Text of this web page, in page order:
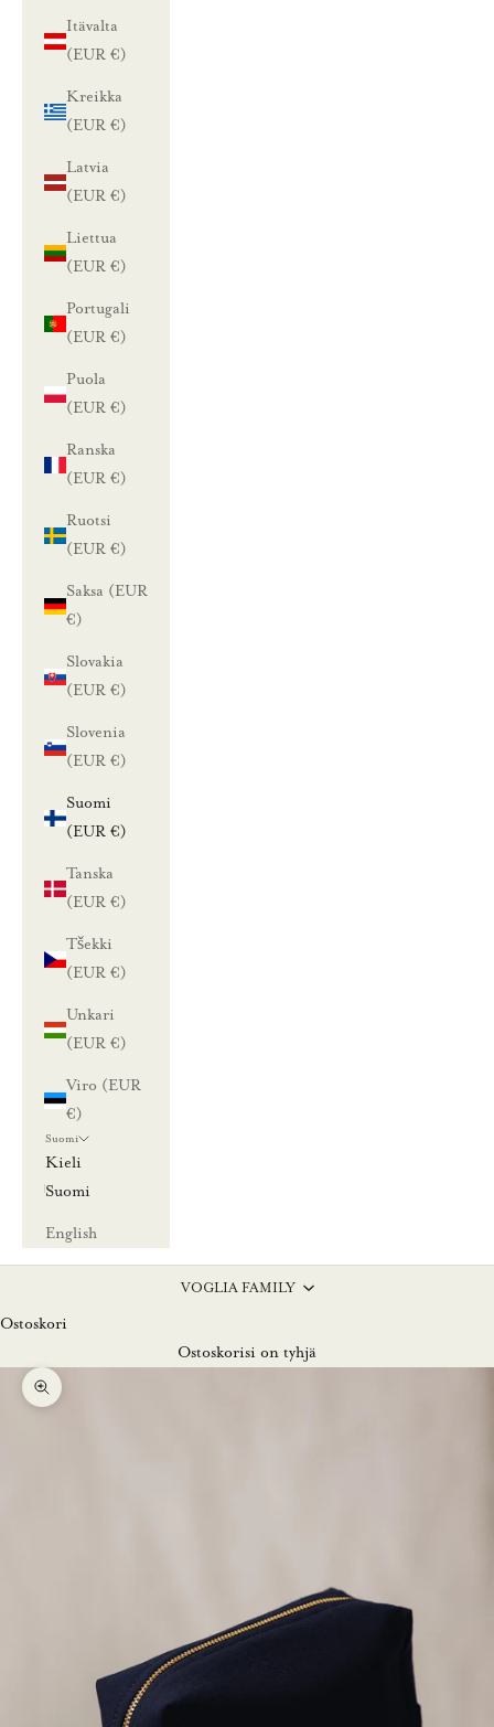
Itävalta
(EUR €)
Kreikka
(EUR €)
Latvia
(EUR €)
Liettua
(EUR €)
Portugali
(EUR €)
Puola
(EUR €)
Ranska
(EUR €)
Ruotsi
(EUR €)
Saksa (EUR
€)
Slovakia
(EUR €)
Slovenia
(EUR €)
Suomi
(EUR €)
Tanska
(EUR €)
Tšekki
(EUR €)
Unkari
(EUR €)
Viro (EUR
€)
Suomi
Kieli
Suomi
English
VOGLIA FAMILY
Ostoskori
Ostoskorisi on tyhjä
Lähennä